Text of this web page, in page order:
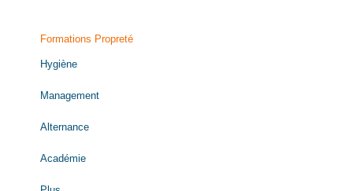
Formations Propreté
Hygiène
Management
Alternance
Académie